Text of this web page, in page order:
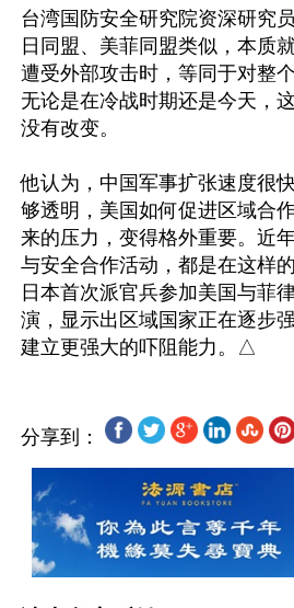
台湾国防安全研究院资深研究
日同盟、美菲同盟类似，本质
遭受外部攻击时，等同于对整
无论是在冷战时期还是今天，
没有改变。
他认为，中国军事扩张速度很
够透明，美国如何促进区域合
来的压力，变得格外重要。近
与安全合作活动，都是在这样
日本首次派官兵参加美国与菲
演，显示出区域国家正在逐步
分享到：